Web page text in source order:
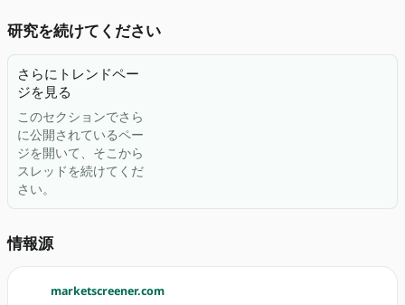
研究を続けてください
さらにトレンドペー
ジを見る
このセクションでさら
に公開されているペー
ジを開いて、そこから
スレッドを続けてくだ
さい。
情報源
marketscreener.com